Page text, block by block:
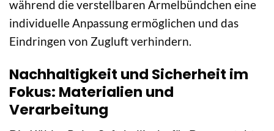
während die verstellbaren Ärmelbündchen eine
individuelle Anpassung ermöglichen und das
Eindringen von Zugluft verhindern.
Nachhaltigkeit und Sicherheit im
Fokus: Materialien und
Verarbeitung